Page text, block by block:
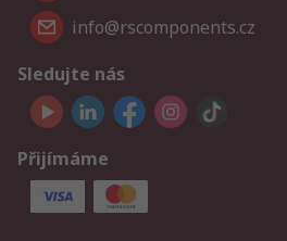
info@rscomponents.cz
Sledujte nás
Přijímáme